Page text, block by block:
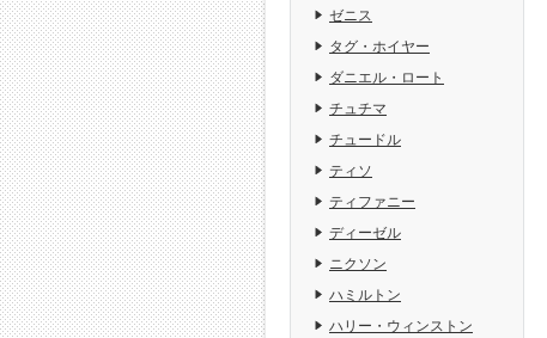
ゼニス
タグ・ホイヤー
ダニエル・ロート
チュチマ
チュードル
ティソ
ティファニー
ディーゼル
ニクソン
ハミルトン
ハリー・ウィンストン